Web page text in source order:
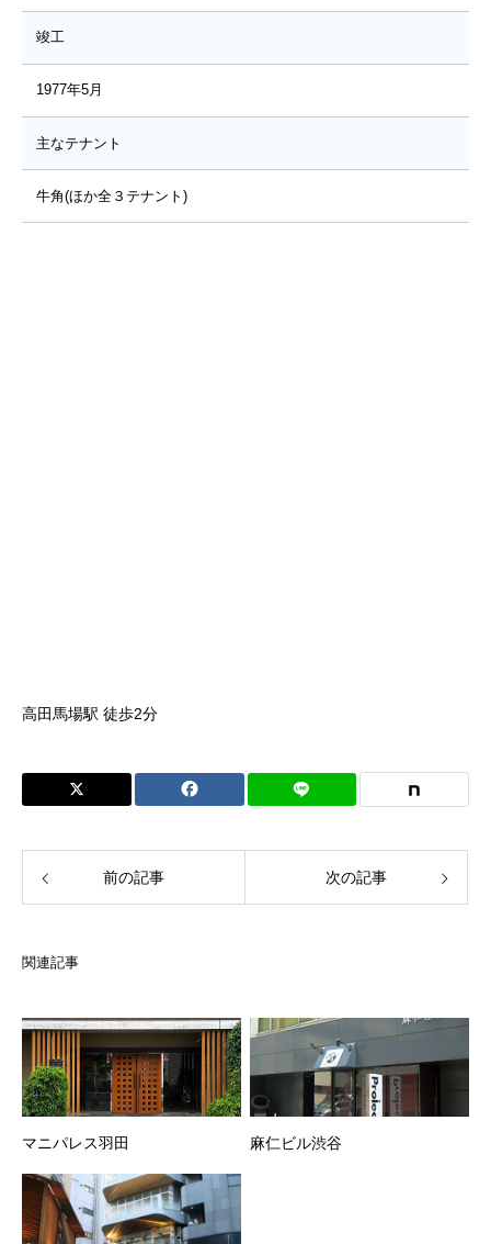
竣工
1977年5月
主なテナント
牛角(ほか全３テナント)
高田馬場駅 徒歩2分
前の記事 次の記事
関連記事
マニパレス羽田 麻仁ビル渋谷